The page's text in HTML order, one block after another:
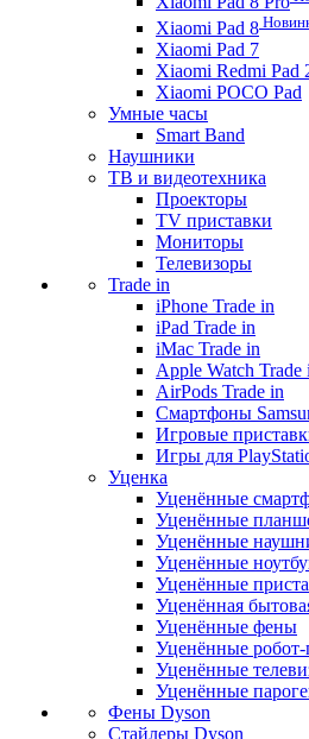
Xiaomi Pad 8
Xiaomi Pad 7
Xiaomi Redmi Pad
Xiaomi POCO Pad
Умные часы
Smart Band
Наушники
ТВ и видеотехника
Проекторы
TV приставки
Мониторы
Телевизоры
Trade in
iPhone Trade in
iPad Trade in
iMac Trade in
Apple Watch Trade
AirPods Trade in
Смартфоны
Игровые
Игры для
Уценка
Уценённые
Уценённые
Уценённые
Уценённые
Уценённые
Уценённая
Уценённые фены
Уценённые
Уценённые
Уценённые
Фены Dyson
Стайлеры Dyson